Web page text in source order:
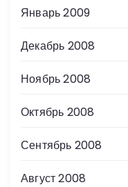
Январь 2009
Декабрь 2008
Ноябрь 2008
Октябрь 2008
Сентябрь 2008
Август 2008